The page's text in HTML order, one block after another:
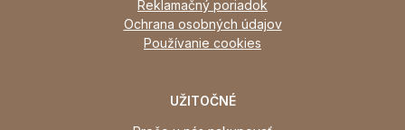
Reklamačný poriadok
Ochrana osobných údajov
Používanie cookies
UŽITOČNÉ